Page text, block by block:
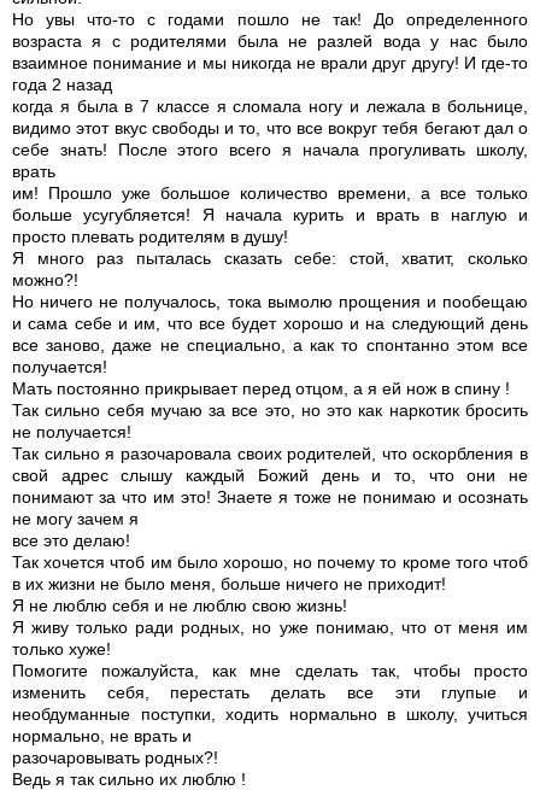
Но увы что-то с годами пошло не так! До определенного
возраста я с родителями была не разлей вода у нас было
взаимное понимание и мы никогда не врали друг другу! И где-то
года 2 назад
когда я была в 7 классе я сломала ногу и лежала в больнице,
видимо этот вкус свободы и то, что все вокруг тебя бегают дал о
себе знать! После этого всего я начала прогуливать школу,
врать
им! Прошло уже большое количество времени, а все только
больше усугубляется! Я начала курить и врать в наглую и
просто плевать родителям в душу!
Я много раз пыталась сказать себе: стой, хватит, сколько
можно?!
Но ничего не получалось, тока вымолю прощения и пообещаю
и сама себе и им, что все будет хорошо и на следующий день
все заново, даже не специально, а как то спонтанно этом все
получается!
Мать постоянно прикрывает перед отцом, а я ей нож в спину !
Так сильно себя мучаю за все это, но это как наркотик бросить
не получается!
Так сильно я разочаровала своих родителей, что оскорбления в
свой адрес слышу каждый Божий день и то, что они не
понимают за что им это! Знаете я тоже не понимаю и осознать
не могу зачем я
все это делаю!
Так хочется чтоб им было хорошо, но почему то кроме того чтоб
в их жизни не было меня, больше ничего не приходит!
Я не люблю себя и не люблю свою жизнь!
Я живу только ради родных, но уже понимаю, что от меня им
только хуже!
Помогите пожалуйста, как мне сделать так, чтобы просто
изменить себя, перестать делать все эти глупые и
необдуманные поступки, ходить нормально в школу, учиться
нормально, не врать и
разочаровывать родных?!
Ведь я так сильно их люблю !